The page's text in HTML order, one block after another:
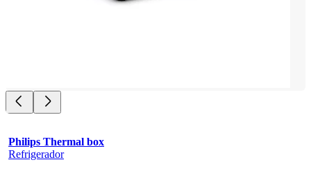
Philips Thermal box
Refrigerador